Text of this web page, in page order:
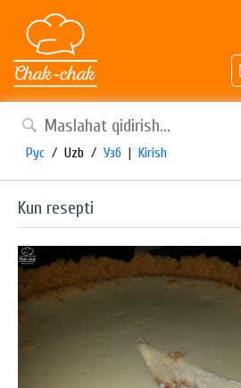
Рус / Uzb / Узб | Kirish
Kun resepti